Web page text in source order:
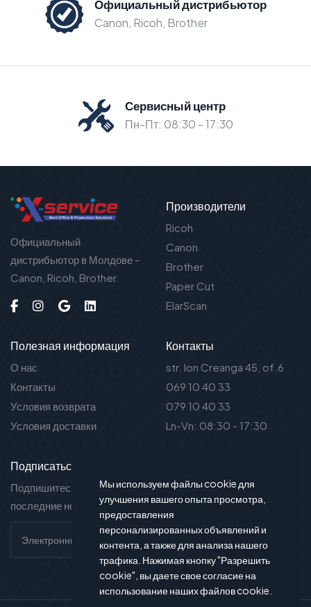
Официальный дистрибьютор
Canon, Ricoh, Brother
Сервисный центр
Пн-Пт: 08:30 - 17:30
Официальный
дистрибьютор в Молдове –
Canon, Ricoh, Brother.
Производители
Ricoh
Canon
Brother
Paper Cut
ElarScan
Полезная информация
О нас
Контакты
Условия возврата
Условия доставки
Контакты
str. Ion Creanga 45, of.6
069 10 40 33
079 10 40 33
Ln-Vn: 08:30 - 17:30
Подписаться на новости
Подпишитесь на нашу рассылку и вы будете в курсе
последние новости и предложения.
Мы используем файлы cookie для
улучшения вашего опыта просмотра,
предоставления
персонализированных объявлений и
контента, а также для анализа нашего
трафика. Нажимая кнопку "Разрешить
cookie", вы даете свое согласие на
использование наших файлов cookie.